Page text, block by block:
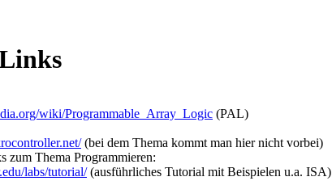
wiki/Programmable_Array_Logic (PAL)
(bei dem Thema kommt man hier nicht vorbei)
zum Thema Programmieren:
labs/tutorial/(ausführliches Tutorial mit Beispielen u.a. ISA)